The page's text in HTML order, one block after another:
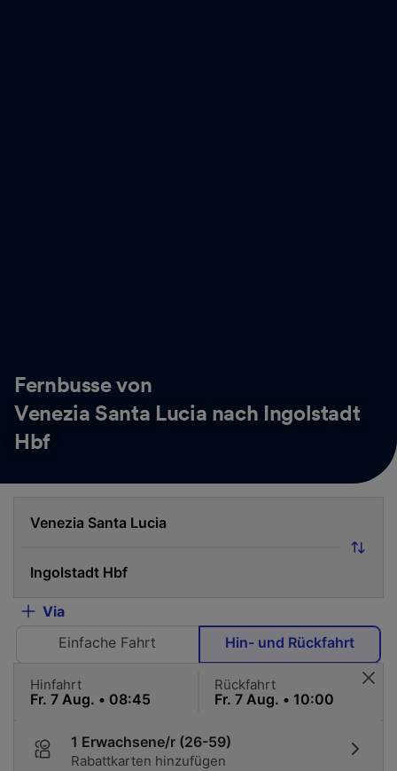
Fernbusse von
Venezia Santa Lucia nach Ingolstadt
Hbf
Via
Einfache Fahrt
Hin- und Rückfahrt
Hinfahrt Rückfahrt
1 Erwachsene/r (26-59)
Rabattkarten hinzufügen